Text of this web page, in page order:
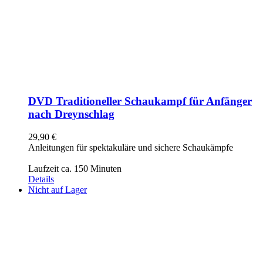
DVD Traditioneller Schaukampf für Anfänger
nach Dreynschlag
29,90 €
Anleitungen für spektakuläre und sichere Schaukämpfe
Laufzeit ca. 150 Minuten
Details
Nicht auf Lager